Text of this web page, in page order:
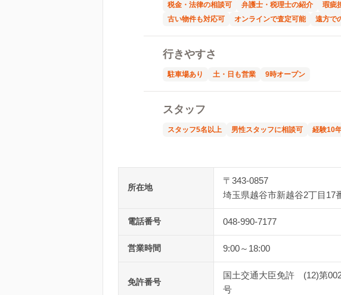
税金・法律の相談可
弁護士・税理士の紹介 瑕疵
古い物件も対応可
オンラインで査定可能 遠方で
行きやすさ
駐車場あり 土・日も営業 9時オープン
スタッフ
スタッフ5名以上 男性スタッフに相談可 経験10
所在地
〒343-0857
埼玉県越谷市新越谷2丁目17
電話番号 048-990-7177
営業時間 9:00～18:00
免許番号
国土交通大臣免許 (12)第
号